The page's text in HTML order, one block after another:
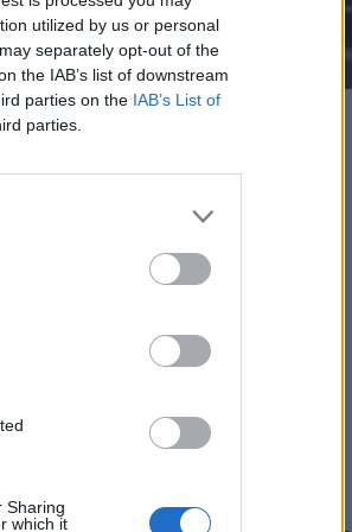
utilized by us or personal
separately opt-out of the
the IAB’s list of downstream
parties on the IAB’s List of
parties.
Sharing
which it
Empresa y Turismo.
las 20:30 horas.
martes la fase clasificatoria en la
equipos formados por estudiantes
Fernando Pessoa de Canarias.
de la ULPGC, con la colaboración
finalistas que tendrán que
la Unión Europea desarrollar un
Rusia con la invasión militar a